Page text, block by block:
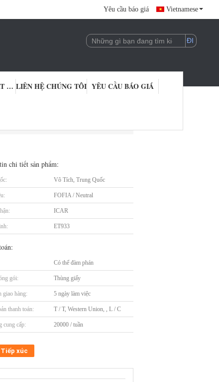
Yêu cầu báo giá Vietnamese
KIỂM SOÁT CHẤT LƯỢNG LIÊN HỆ CHÚNG TÔI YÊU CẦU BÁO GIÁ
chi tiết sản phẩm:
Vô Tích, Trung Quốc
FOFIA / Neutral
ICAR
ET933
Có thể đàm phán
gói: Thùng giấy
giao hàng: 5 ngày làm việc
thanh toán: T / T, Western Union, , L / C
cung cấp: 20000 / tuần
Tiếp xúc